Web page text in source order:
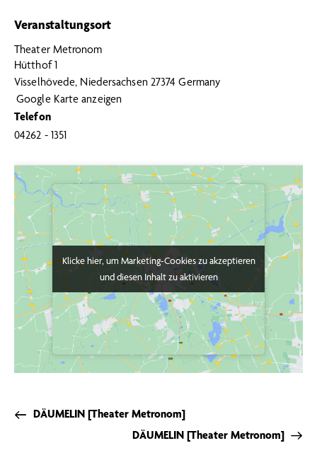
Veranstaltungsort
Theater Metronom
Hütthof 1
Visselhövede, Niedersachsen 27374 Germany
Google Karte anzeigen
Telefon
04262 - 1351
Klicke hier, um Marketing-Cookies zu akzeptieren
und diesen Inhalt zu aktivieren
Klicke hier, um Marketing-Cookies zu akzeptieren
und diesen Inhalt zu aktivieren
DÄUMELIN [Theater Metronom]
DÄUMELIN [Theater Metronom]